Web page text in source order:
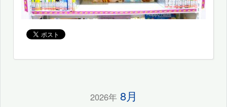
2026年8月